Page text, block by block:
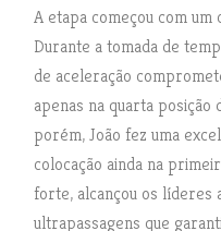
A etapa começou com
Durante a tomada de
de aceleração
apenas na quarta
porém, João fez uma
colocação ainda na
forte, alcançou os líderes
ultrapassagens que